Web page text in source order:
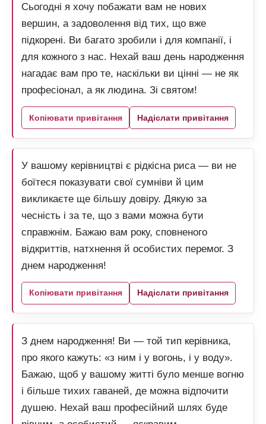
Сьогодні я хочу побажати вам не нових
вершин, а задоволення від тих, що вже
підкорені. Ви багато зробили і для компанії, і
для кожного з нас. Нехай ваш день народження
нагадає вам про те, наскільки ви цінні — не як
професіонал, а як людина. Зі святом!
Копіювати привітання Надіслати привітання
У вашому керівництві є рідкісна риса — ви не
боїтеся показувати свої сумніви й цим
викликаєте ще більшу довіру. Дякую за
чесність і за те, що з вами можна бути
справжнім. Бажаю вам року, сповненого
відкриттів, натхнення й особистих перемог. З
днем народження!
Копіювати привітання Надіслати привітання
З днем народження! Ви — той тип керівника,
про якого кажуть: «з ним і у вогонь, і у воду».
Бажаю, щоб у вашому житті було менше вогню
і більше тихих гаваней, де можна відпочити
душею. Нехай ваш професійний шлях буде